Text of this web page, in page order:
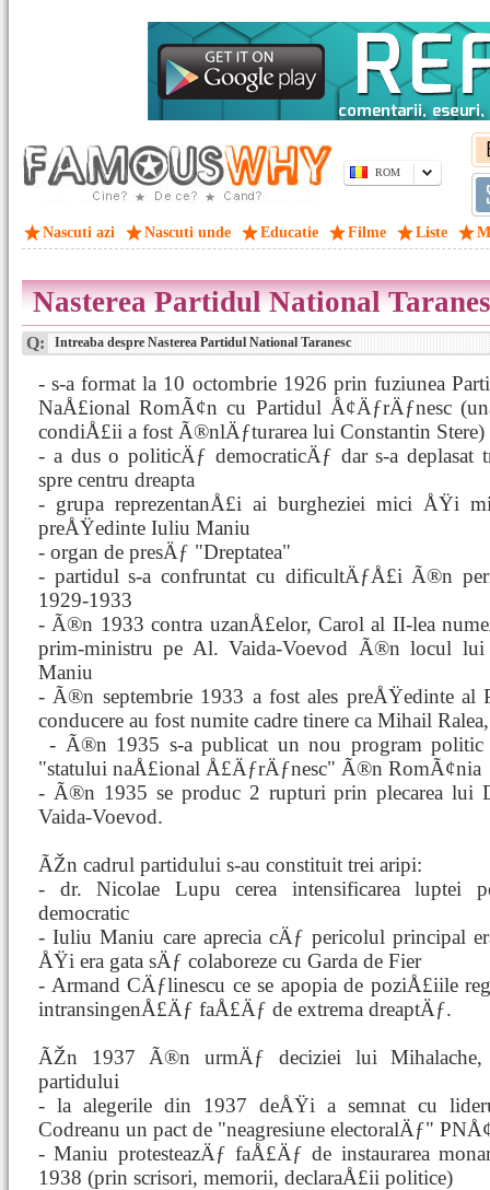
ROM
Nascuti azi Nascuti unde Educatie Filme Liste
Nasterea Partidul National
Q: Intreaba despre Nasterea Partidul National Taranesc
- s-a format la 10 octombrie 1926 prin fuziunea
NaÅ£ional RomÃ¢n cu Partidul Å¢ÄƒrÄƒnesc
condiÅ£ii a fost Ã®nlÄƒturarea lui Constantin Stere)
- a dus o politicÄƒ democraticÄƒ dar s-a deplasat
spre centru dreapta
- grupa reprezentanÅ£i ai burgheziei mici ÅŸi
preÅŸedinte Iuliu Maniu
- organ de presÄƒ "Dreptatea"
- partidul s-a confruntat cu dificultÄƒÅ£i Ã®n
1929-1933
- Ã®n 1933 contra uzanÅ£elor, Carol al II-lea
prim-ministru pe Al. Vaida-Voevod Ã®n locul
Maniu
- Ã®n septembrie 1933 a fost ales preÅŸedinte
conducere au fost numite cadre tinere ca Mihail
- Ã®n 1935 s-a publicat un nou program
"statului naÅ£ional Å£ÄƒrÄƒnesc" Ã®n RomÃ¢nia
- Ã®n 1935 se produc 2 rupturi prin plecarea lui
Vaida-Voevod.
ÃŽn cadrul partidului s-au constituit trei aripi:
- dr. Nicolae Lupu cerea intensificarea luptei
democratic
- Iuliu Maniu care aprecia cÄƒ pericolul principal
ÅŸi era gata sÄƒ colaboreze cu Garda de Fier
- Armand CÄƒlinescu ce se apopia de poziÅ£iile
intransingenÅ£Äƒ faÅ£Äƒ de extrema dreaptÄƒ.
ÃŽn 1937 Ã®n urmÄƒ deciziei lui Mihalache,
partidului
- la alegerile din 1937 deÅŸi a semnat cu
Codreanu un pact de "neagresiune electoralÄƒ"
- Maniu protesteazÄƒ faÅ£Äƒ de instaurarea
1938 (prin scrisori, memorii, declaraÅ£ii politice)